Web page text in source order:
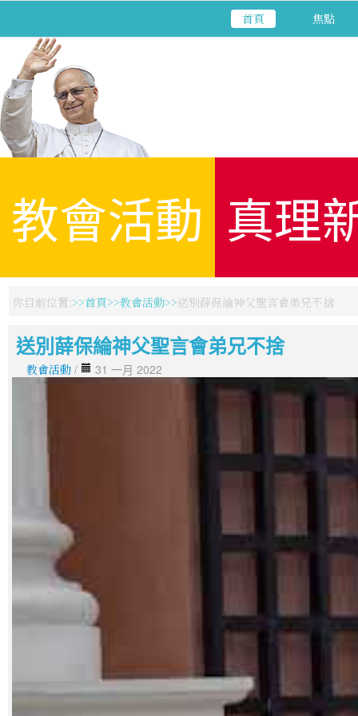
首頁 焦點
教會活動 真理
你目前位置: 首頁 教會活動 送別薛保綸神父聖言會弟兄不捨
送別薛保綸神父聖言會弟兄不捨
教會活動 / 31 一月 2022